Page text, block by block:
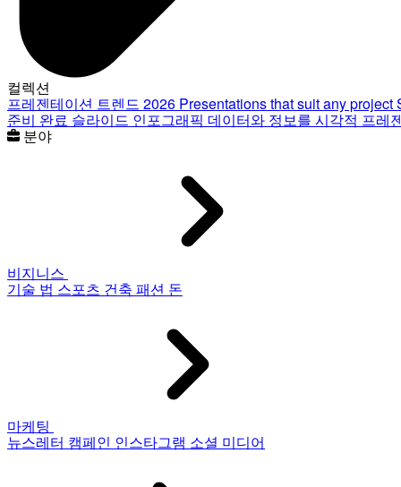
컬렉션
프레젠테이션 트렌드 2026 Presentations that suit any project
준비 완료 슬라이드 인포그래픽 데이터와 정보를 시각적 프레
분야
비지니스
기술 법 스포츠 건축 패션 돈
마케팅
뉴스레터 캠페인 인스타그램 소셜 미디어